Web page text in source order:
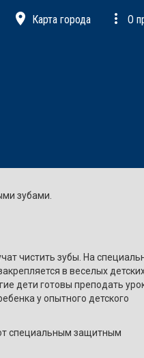
place Карта города more_vert О
зубами.
чистить зубы. На
в веселых
дети готовы преподать
у опытного детского
специальным защитным